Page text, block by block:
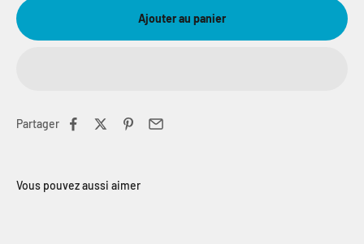
Ajouter au panier
Partager